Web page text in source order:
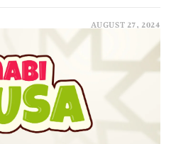
AUGUST 27, 2024